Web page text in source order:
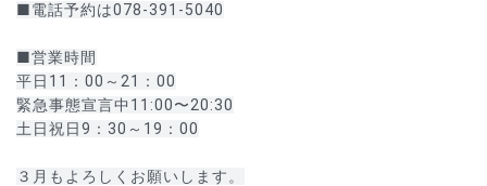
■電話予約は078-391-5040
■営業時間
平日11：00～21：00
緊急事態宣言中11:00〜20:30
土日祝日9：30～19：00
３月もよろしくお願いします。